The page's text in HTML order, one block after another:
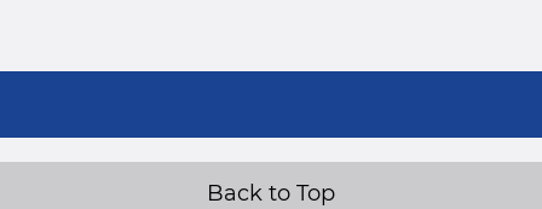
Back to Top